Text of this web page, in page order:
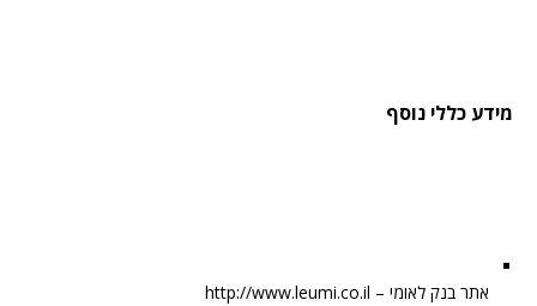
מידע כללי נוסף
אתר בנק לאומי – http://www.leumi.co.il